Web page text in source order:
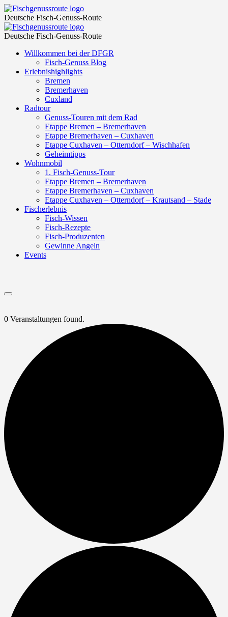
Veranstaltungen
für
8.
August
Seite 4
Fischgenussroute
Fischgenussroute
Deutsche Fisch-Genuss-Route
Veranstaltungen
für
August
Seite 4
Fischgenussroute
Fischgenussroute
Deutsche Fisch-Genuss-Route
Skip
content
Willkommen bei der DFGR
Fisch-Genuss Blog
Erlebnishighlights
Bremen
Bremerhaven
Cuxland
Radtour
Genuss-Touren mit dem Rad
Etappe Bremen – Bremerhaven
Etappe Bremerhaven – Cuxhaven
Etappe Cuxhaven – Otterndorf – Wischhafen
Geheimtipps
Wohnmobil
1. Fisch-Genuss-Tour
Etappe Bremen – Bremerhaven
Etappe Bremerhaven – Cuxhaven
Etappe Cuxhaven – Otterndorf – Krautsand – Stade
Fischerlebnis
Fisch-Wissen
Fisch-Rezepte
Fisch-Produzenten
Gewinne Angeln
Events
Menu
0 Veranstaltungen found.